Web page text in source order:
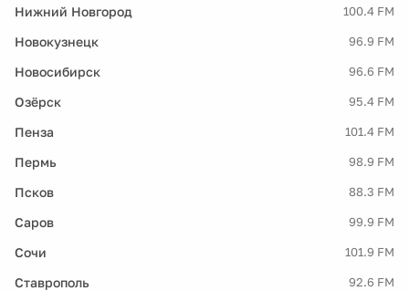
Нижний Новгород 100.4 FM
Новокузнецк 96.9 FM
Новосибирск 96.6 FM
Озёрск 95.4 FM
Пенза 101.4 FM
Пермь 98.9 FM
Псков 88.3 FM
Саров 99.9 FM
Сочи 101.9 FM
Ставрополь 92.6 FM